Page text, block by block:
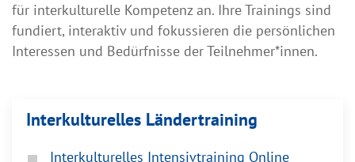
für interkulturelle Kompetenz an. Ihre Trainings sind
fundiert, interaktiv und fokussieren die persönlichen
Interessen und Bedürfnisse der Teilnehmer*innen.
Interkulturelles Ländertraining
Interkulturelles Intensivtraining Online